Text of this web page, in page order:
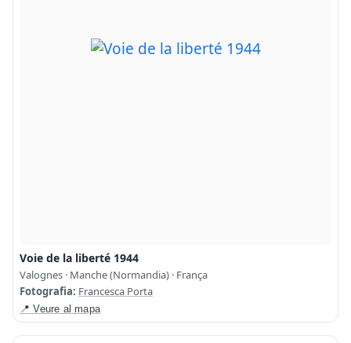
Voie de la liberté 1944
Valognes · Manche (Normandia) · França
Fotografia: Francesca Porta
📍 Veure al mapa